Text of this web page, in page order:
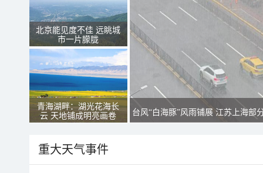
北京能见度不佳 远眺城
市一片朦胧
青海湖畔：湖光花海长
云 天地铺成明亮画卷
台风“白海豚”风雨铺展 江苏上海部
重大天气事件